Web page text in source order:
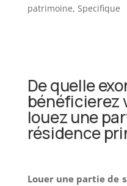
patrimoine, Specifique
De quelle
bénéficierez
louez une
résidence
Louer une partie de